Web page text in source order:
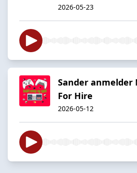
2026-05-23
Sander anmelder
For Hire
2026-05-12